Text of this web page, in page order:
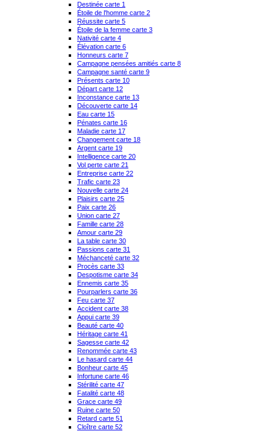
Destinée carte 1
Étoile de l'homme carte 2
Réussite carte 5
Étoile de la femme carte 3
Nativité carte 4
Élévation carte 6
Honneurs carte 7
Campagne pensées amitiés carte 8
Campagne santé carte 9
Présents carte 10
Départ carte 12
Inconstance carte 13
Découverte carte 14
Eau carte 15
Pénates carte 16
Maladie carte 17
Changement carte 18
Argent carte 19
Intelligence carte 20
Vol perte carte 21
Entreprise carte 22
Trafic carte 23
Nouvelle carte 24
Plaisirs carte 25
Paix carte 26
Union carte 27
Famille carte 28
Amour carte 29
La table carte 30
Passions carte 31
Méchanceté carte 32
Procès carte 33
Despotisme carte 34
Ennemis carte 35
Pourparlers carte 36
Feu carte 37
Accident carte 38
Appui carte 39
Beauté carte 40
Héritage carte 41
Sagesse carte 42
Renommée carte 43
Le hasard carte 44
Bonheur carte 45
Infortune carte 46
Stérilité carte 47
Fatalité carte 48
Grace carte 49
Ruine carte 50
Retard carte 51
Cloître carte 52